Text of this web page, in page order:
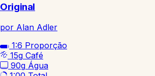
Original
por Alan Adler
1:6 Proporção
15g Café
90g Água